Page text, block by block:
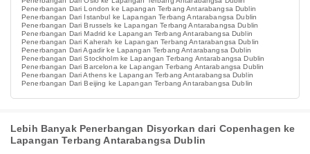
Penerbangan Dari London ke Lapangan Terbang Antarabangsa Dublin
Penerbangan Dari Istanbul ke Lapangan Terbang Antarabangsa Dublin
Penerbangan Dari Brussels ke Lapangan Terbang Antarabangsa Dublin
Penerbangan Dari Madrid ke Lapangan Terbang Antarabangsa Dublin
Penerbangan Dari Kaherah ke Lapangan Terbang Antarabangsa Dublin
Penerbangan Dari Agadir ke Lapangan Terbang Antarabangsa Dublin
Penerbangan Dari Stockholm ke Lapangan Terbang Antarabangsa Dublin
Penerbangan Dari Barcelona ke Lapangan Terbang Antarabangsa Dublin
Penerbangan Dari Athens ke Lapangan Terbang Antarabangsa Dublin
Penerbangan Dari Beijing ke Lapangan Terbang Antarabangsa Dublin
Lebih Banyak Penerbangan Disyorkan dari Copenhagen ke
Lapangan Terbang Antarabangsa Dublin